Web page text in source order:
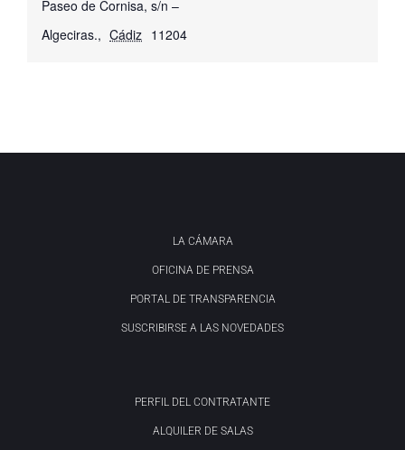
Paseo de Cornisa, s/n –
Algeciras., Cádiz 11204
LA CÁMARA
OFICINA DE PRENSA
PORTAL DE TRANSPARENCIA
SUSCRIBIRSE A LAS NOVEDADES
PERFIL DEL CONTRATANTE
ALQUILER DE SALAS